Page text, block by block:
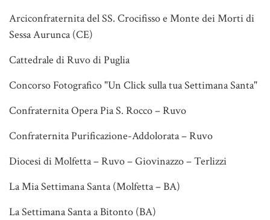
Arciconfraternita del SS. Crocifisso e Monte dei Morti di
Sessa Aurunca (CE)
Cattedrale di Ruvo di Puglia
Concorso Fotografico "Un Click sulla tua Settimana Santa"
Confraternita Opera Pia S. Rocco – Ruvo
Confraternita Purificazione-Addolorata – Ruvo
Diocesi di Molfetta – Ruvo – Giovinazzo – Terlizzi
La Mia Settimana Santa (Molfetta – BA)
La Settimana Santa a Bitonto (BA)